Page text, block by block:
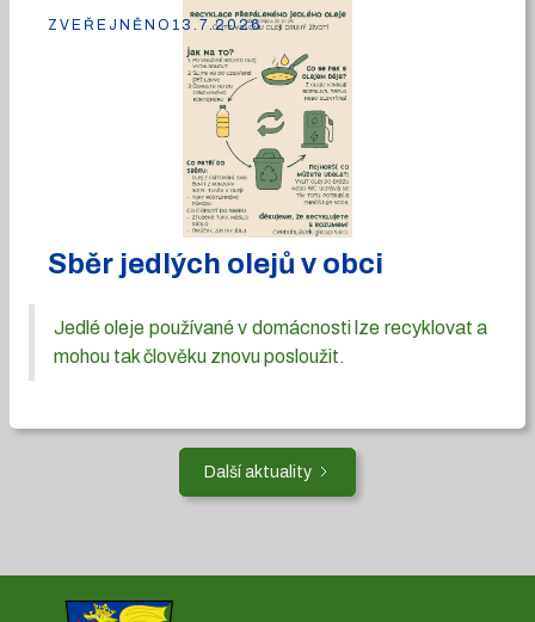
Sběr jedlých olejů v obci
Jedlé oleje používané v domácnosti lze recyklovat a
mohou tak člověku znovu posloužit.
ZVEŘEJNĚNO 13.7.2026
Další aktuality